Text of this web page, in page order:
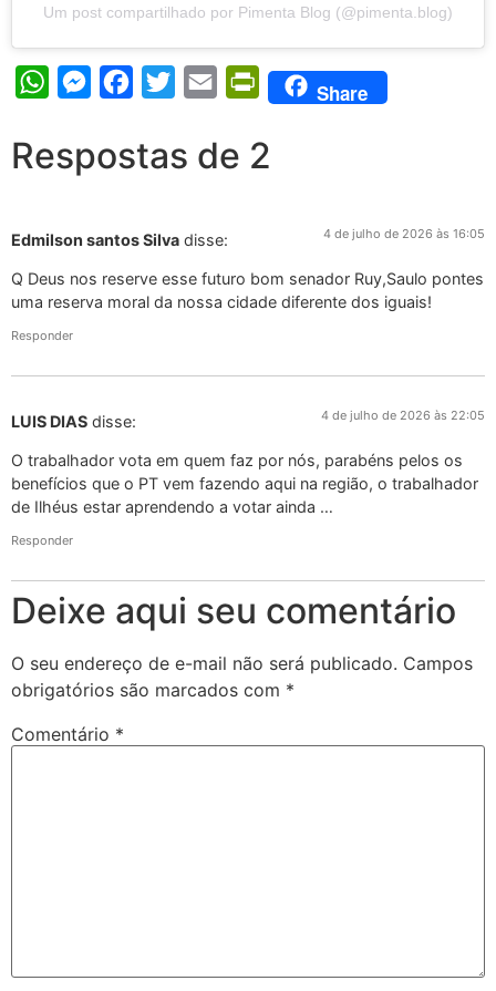
Um post compartilhado por Pimenta Blog (@pimenta.blog)
WhatsAppMessengerFacebook
Twitter Email PrintFriendly
Share
Respostas de 2
Edmilson santos Silva disse: 4 de julho de 2026 às 16:05
Q Deus nos reserve esse futuro bom senador Ruy,Saulo pontes
uma reserva moral da nossa cidade diferente dos iguais!
Responder
LUIS DIAS disse: 4 de julho de 2026 às 22:05
O trabalhador vota em quem faz por nós, parabéns pelos os
benefícios que o PT vem fazendo aqui na região, o trabalhador
de Ilhéus estar aprendendo a votar ainda …
Responder
Deixe aqui seu comentário
O seu endereço de e-mail não será publicado. Campos
obrigatórios são marcados com *
Comentário *